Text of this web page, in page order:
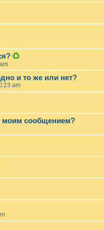
н
н
я
м
а
б
и то же или нет?
am
моим сообщением?